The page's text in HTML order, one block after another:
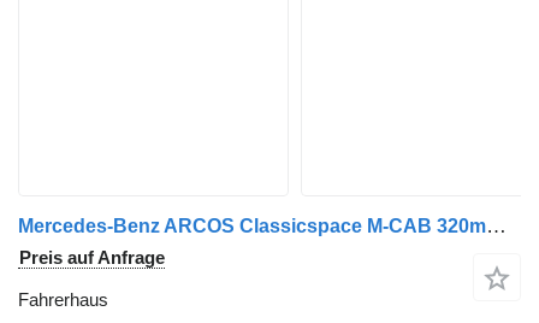
Mercedes-Benz ARCOS Classicspace M-CAB 320mm Motortunnel Mercedes Fahrerhaus für Mercedes-Benz Arocs Typ M Classicspace LKW
Preis auf Anfrage
Fahrerhaus